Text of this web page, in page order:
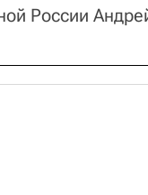
России